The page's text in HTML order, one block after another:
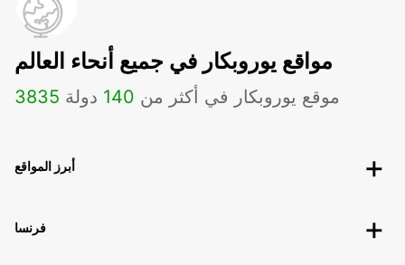
مواقع يوروبكار في جميع أنحاء العالم
3835 موقع يوروبكار في أكثر من 140 دولة
أبرز المواقع
فرنسا